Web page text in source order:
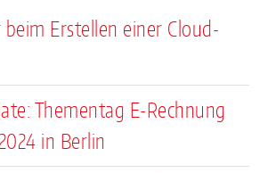
Erstellen einer Cloud-
Thementag E-Rechnung
in Berlin